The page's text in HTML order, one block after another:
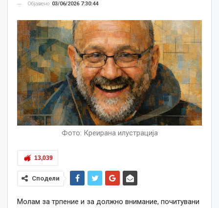
Објавено 03/06/2026 7:30:44
Фото: Креирана илустрација
13,039
Сподели
Молам за трпение и за должно внимание, почитувани